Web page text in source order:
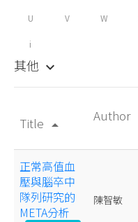
U V W
i
其他 keyboard_arrow_down
Title arrow_drop_up
Author
正常高值血
壓與腦卒中
隊列研究的
META分析
陳智敏